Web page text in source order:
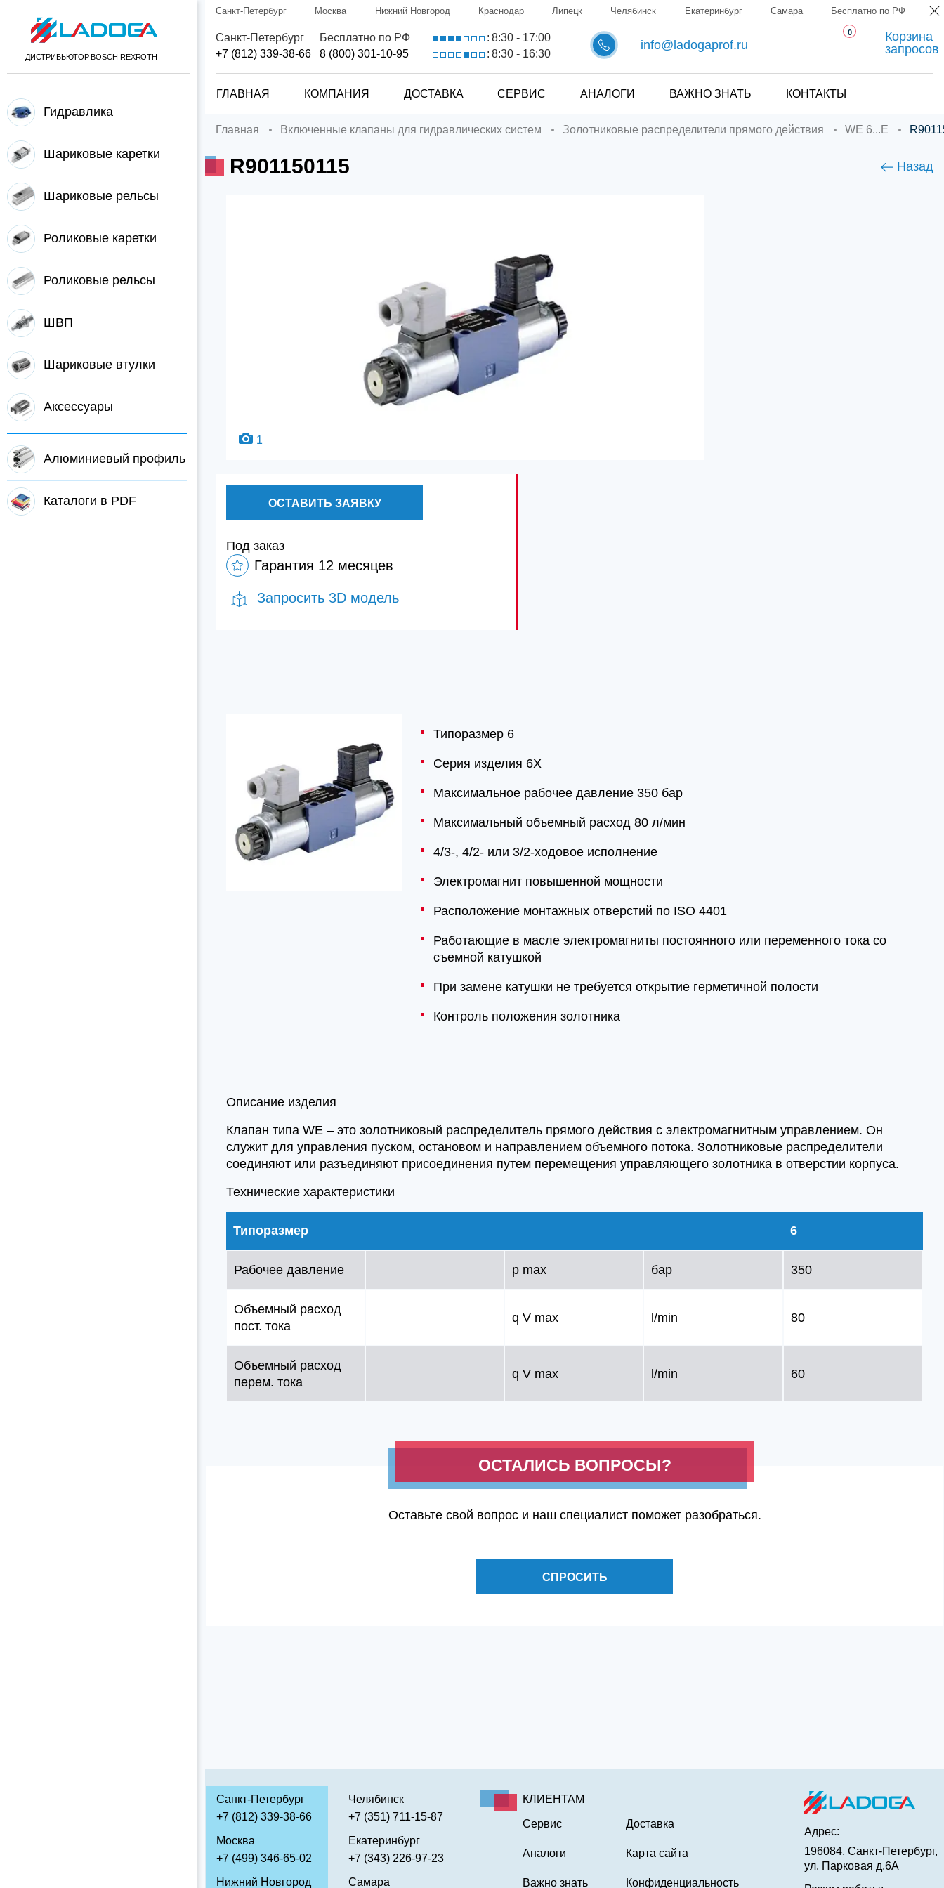
ДИСТРИБЬЮТОР BOSCH REXROTH
Гидравлика
Шариковые каретки
Шариковые рельсы
Роликовые каретки
Роликовые рельсы
ШВП
Шариковые втулки
Аксессуары
Алюминиевый профиль
Каталоги в PDF
Санкт-Петербург Москва Нижний Новгород Краснодар Липецк Челябинск Екатеринбург Самара Бесплатно по РФ
Санкт-Петербург
+7 (812) 339-38-66
Бесплатно по РФ
8 (800) 301-10-95
: 8:30 - 17:00
: 8:30 - 16:30
info@ladogaprof.ru
0
Корзина
запросов
ГЛАВНАЯ КОМПАНИЯ ДОСТАВКА СЕРВИС АНАЛОГИ ВАЖНО ЗНАТЬ КОНТАКТЫ
Главная Включенные клапаны для гидравлических систем Золотниковые распределители прямого действия WE 6...E
R901150115 Назад
1
ОСТАВИТЬ ЗАЯВКУ
Под заказ
Гарантия 12 месяцев
Запросить 3D модель
Типоразмер 6
Серия изделия 6X
Максимальное рабочее давление 350 бар
Максимальный объемный расход 80 л/мин
4/3-, 4/2- или 3/2-ходовое исполнение
Электромагнит повышенной мощности
Расположение монтажных отверстий по ISO 4401
Работающие в масле электромагниты постоянного или переменного тока со
съемной катушкой
При замене катушки не требуется открытие герметичной полости
Контроль положения золотника
Описание изделия
Клапан типа WE – это золотниковый распределитель прямого действия с электромагнитным управлением. Он
служит для управления пуском, остановом и направлением объемного потока. Золотниковые распределители
соединяют или разъединяют присоединения путем перемещения управляющего золотника в отверстии корпуса.
Технические характеристики
Типоразмер 6
Рабочее давление p max бар 350
Объемный расход
пост. тока
q V max l/min 80
Объемный расход
перем. тока
q V max l/min 60
ОСТАЛИСЬ ВОПРОСЫ?
Оставьте свой вопрос и наш специалист поможет разобраться.
СПРОСИТЬ
Санкт-Петербург
+7 (812) 339-38-66
Москва
+7 (499) 346-65-02
Нижний Новгород
Челябинск
+7 (351) 711-15-87
Екатеринбург
+7 (343) 226-97-23
Самара
КЛИЕНТАМ
Сервис
Аналоги
Важно знать
Доставка
Карта сайта
Конфиденциальность
Адрес:
196084, Санкт-Петербург,
ул. Парковая д.6А